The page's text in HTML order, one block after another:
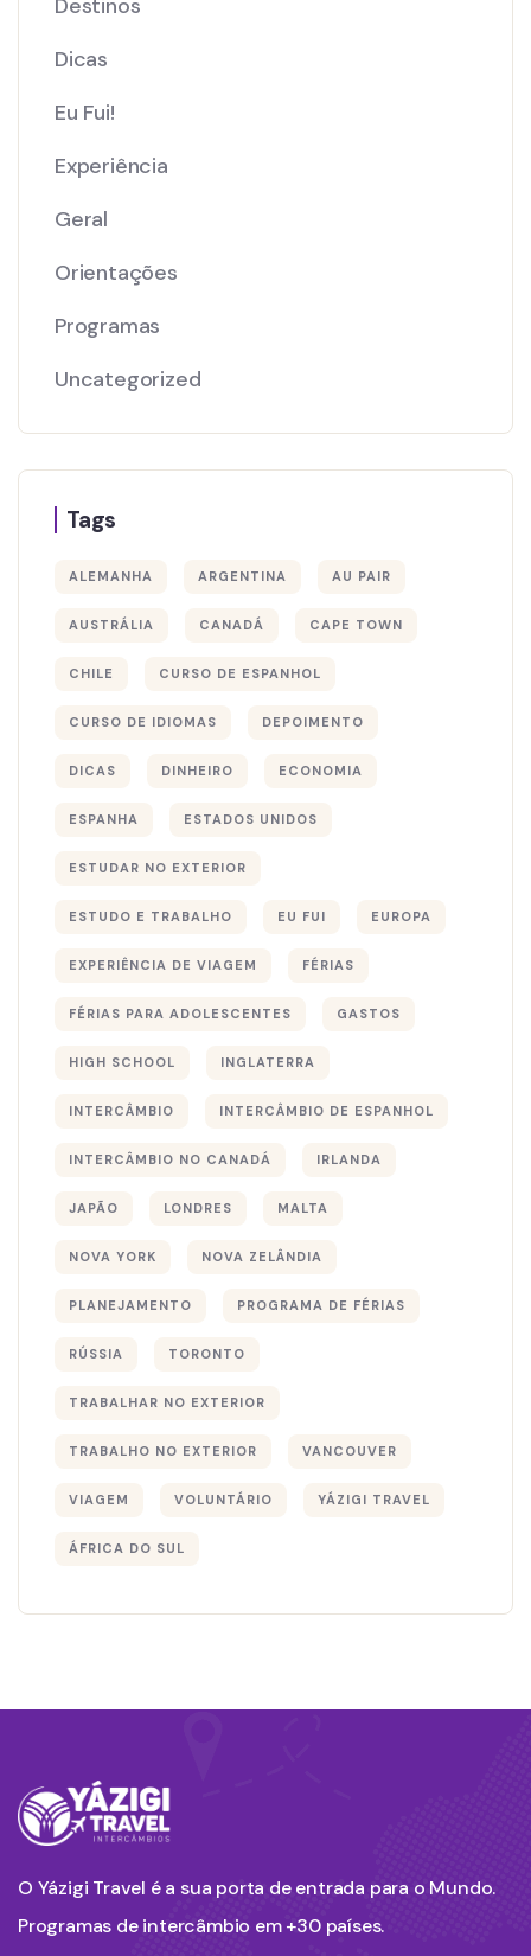
Dicas
Eu Fui!
Experiência
Geral
Orientações
Programas
Uncategorized
Tags
ALEMANHA ARGENTINA AU PAIR
AUSTRÁLIA CANADÁ CAPE TOWN
CHILE CURSO DE ESPANHOL
CURSO DE IDIOMAS DEPOIMENTO
DICAS DINHEIRO ECONOMIA
ESPANHA ESTADOS UNIDOS
ESTUDAR NO EXTERIOR
ESTUDO E TRABALHO EU FUI EUROPA
EXPERIÊNCIA DE VIAGEM FÉRIAS
FÉRIAS PARA ADOLESCENTES GASTOS
HIGH SCHOOL INGLATERRA
INTERCÂMBIO INTERCÂMBIO DE ESPANHOL
INTERCÂMBIO NO CANADÁ IRLANDA
JAPÃO LONDRES MALTA
NOVA YORK NOVA ZELÂNDIA
PLANEJAMENTO PROGRAMA DE FÉRIAS
RÚSSIA TORONTO
TRABALHAR NO EXTERIOR
TRABALHO NO EXTERIOR VANCOUVER
VIAGEM VOLUNTÁRIO YÁZIGI TRAVEL
ÁFRICA DO SUL
O Yázigi Travel é a sua porta de entrada para o Mundo.
Programas de intercâmbio em +30 países.